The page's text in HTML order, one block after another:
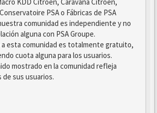
PSA o Fábricas de PSA
comunidad es independiente y no
alguna con PSA Groupe.
a esta comunidad es totalmente gratuito,
cuota alguna para los usuarios.
mostrado en la comunidad refleja
de sus usuarios.